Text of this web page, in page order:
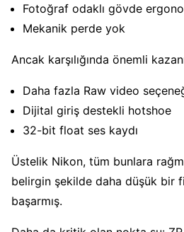
Fotoğraf odaklı gövde
Mekanik perde yok
Ancak karşılığında önemli
Daha fazla Raw video
Dijital giriş destekli hotshoe
32-bit float ses kaydı
Üstelik Nikon, tüm bunlara
belirgin şekilde daha düşük bir
başarmış.